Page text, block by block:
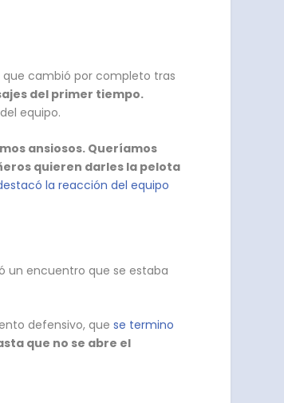
que cambió por completo tras
del primer tiempo.
equipo.
ansiosos. Queríamos
quieren darles la pelota
la reacción del equipo
un encuentro que se estaba
defensivo, quese termino
que no se abre el